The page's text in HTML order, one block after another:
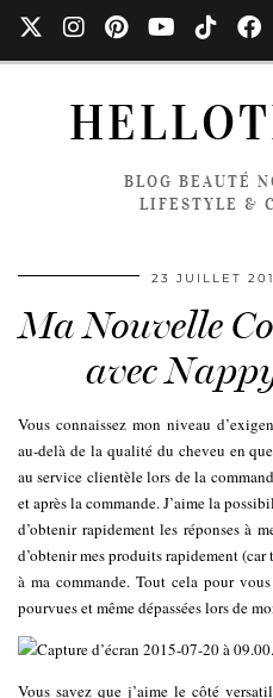
BLOG BEAUTÉ
LIFESTYLE &
23 JUILLET
Ma Nouvelle
avec
Vous connaissez mon niveau
au-delà de la qualité du cheveu en
au service clientèle lors de la
et après la commande. J’aime la
d’obtenir rapidement les réponses à
d’obtenir mes produits rapidement
à ma commande. Tout cela pour
pourvues et même dépassées lors de
Vous savez que j’aime le côté